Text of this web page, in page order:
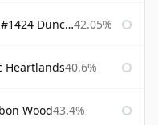
Taylor 42.05%
Heartlands40.6%
Wood43.4%